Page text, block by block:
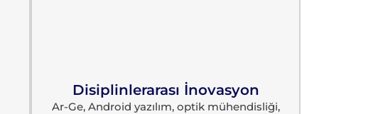
Disiplinlerarası İnovasyon
Ar-Ge, Android yazılım, optik mühendisliği,